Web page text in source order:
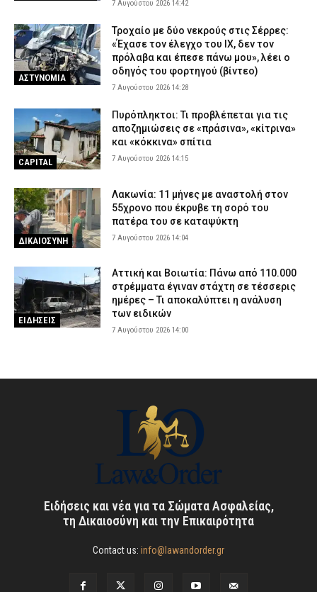
7 Αυγούστου 2026 14:42
ΑΣΤΥΝΟΜΙΑ
Τροχαίο με δύο νεκρούς στις Σέρρες:
«Έχασε τον έλεγχο του ΙΧ, δεν τον
πρόλαβα και έπεσε πάνω μου», λέει ο
οδηγός του φορτηγού (βίντεο)
7 Αυγούστου 2026 14:28
CAPITAL
Πυρόπληκτοι: Τι προβλέπεται για τις
αποζημιώσεις σε «πράσινα», «κίτρινα»
και «κόκκινα» σπίτια
7 Αυγούστου 2026 14:15
ΔΙΚΑΙΟΣΥΝΗ
Λακωνία: 11 μήνες με αναστολή στον
55χρονο που έκρυβε τη σορό του
πατέρα του σε καταψύκτη
7 Αυγούστου 2026 14:04
ΕΙΔΗΣΕΙΣ
Αττική και Βοιωτία: Πάνω από 110.000
στρέμματα έγιναν στάχτη σε τέσσερις
ημέρες – Τι αποκαλύπτει η ανάλυση
των ειδικών
7 Αυγούστου 2026 14:00
Ειδήσεις και νέα για τα Σώματα Ασφαλείας,
τη Δικαιοσύνη και την Επικαιρότητα
Contact us: info@lawandorder.gr